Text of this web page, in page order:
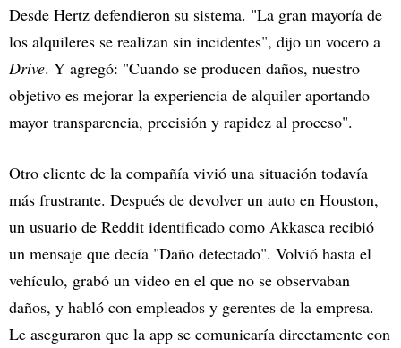
Desde Hertz defendieron su sistema. "La gran mayoría de
los alquileres se realizan sin incidentes", dijo un vocero a
Drive. Y agregó: "Cuando se producen daños, nuestro
objetivo es mejorar la experiencia de alquiler aportando
mayor transparencia, precisión y rapidez al proceso".
Otro cliente de la compañía vivió una situación todavía
más frustrante. Después de devolver un auto en Houston,
un usuario de Reddit identificado como Akkasca recibió
un mensaje que decía "Daño detectado". Volvió hasta el
vehículo, grabó un video en el que no se observaban
daños, y habló con empleados y gerentes de la empresa.
Le aseguraron que la app se comunicaría directamente con